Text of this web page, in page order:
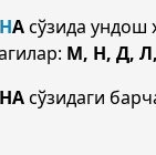
НАсўзида ундош
М, Н, Д,
сўзидаги